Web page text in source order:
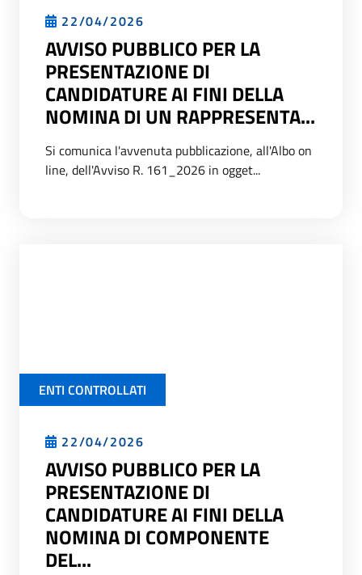
22/04/2026
AVVISO PUBBLICO PER LA
PRESENTAZIONE DI
CANDIDATURE AI FINI DELLA
NOMINA DI UN RAPPRESENTA...
Si comunica l'avvenuta pubblicazione, all'Albo on
line, dell'Avviso R. 161_2026 in ogget...
ENTI CONTROLLATI
22/04/2026
AVVISO PUBBLICO PER LA
PRESENTAZIONE DI
CANDIDATURE AI FINI DELLA
NOMINA DI COMPONENTE
DEL...